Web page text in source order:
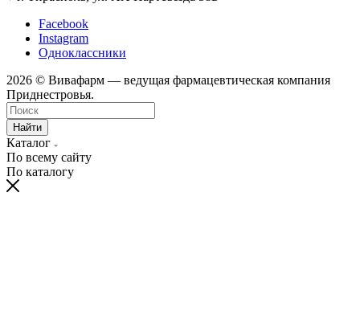
Facebook
Instagram
Одноклассники
2026 © Вивафарм — ведущая фармацевтическая компания
Приднестровья.
Найти
Каталог
По всему сайту
По каталогу